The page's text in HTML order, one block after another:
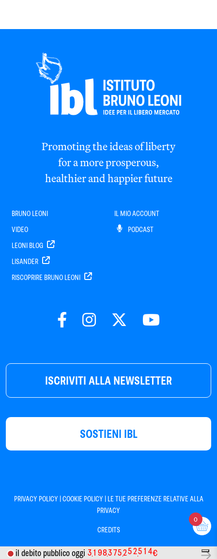
ISCRIVITI ALLA NEWSLETTER
SOSTIENI IBL
Promoting the ideas of liberty
for a more prosperous,
healthier and happier future
BRUNO LEONI
VIDEO
LEONI BLOG
LISANDER
RISCOPRIRE BRUNO LEONI
IL MIO ACCOUNT
PODCAST
PRIVACY POLICY |COOKIE POLICY | LE TUE PREFERENZE RELATIVE ALLA
PRIVACY
CREDITS
il debito pubblico oggi 31 9837525251 4€
0